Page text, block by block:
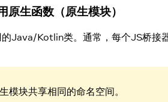
生函数（原生模块）
Java/Kotlin类。通常，每个JS桥接
模块共享相同的命名空间。